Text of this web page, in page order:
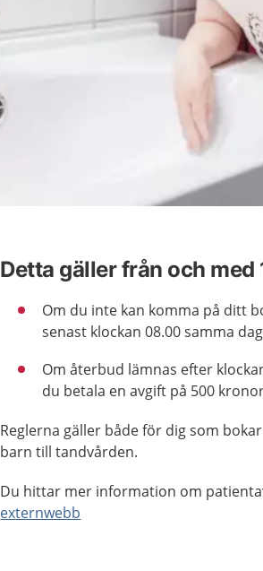
Detta gäller från och med
Om du inte kan komma på ditt
senast klockan 08.00 samma
Om återbud lämnas efter
du betala en avgift på 500
Reglerna gäller både för dig som
barn till tandvården.
Du hittar mer information om
externwebb